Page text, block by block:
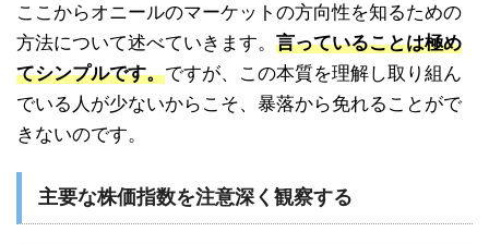
ここからオニールのマーケットの方向性を知るための
方法について述べていきます。 言っていることは極め
てシンプルです。ですが、この本質を理解し取り組ん
でいる人が少ないからこそ、暴落から免れることがで
きないのです。
主要な株価指数を注意深く観察する